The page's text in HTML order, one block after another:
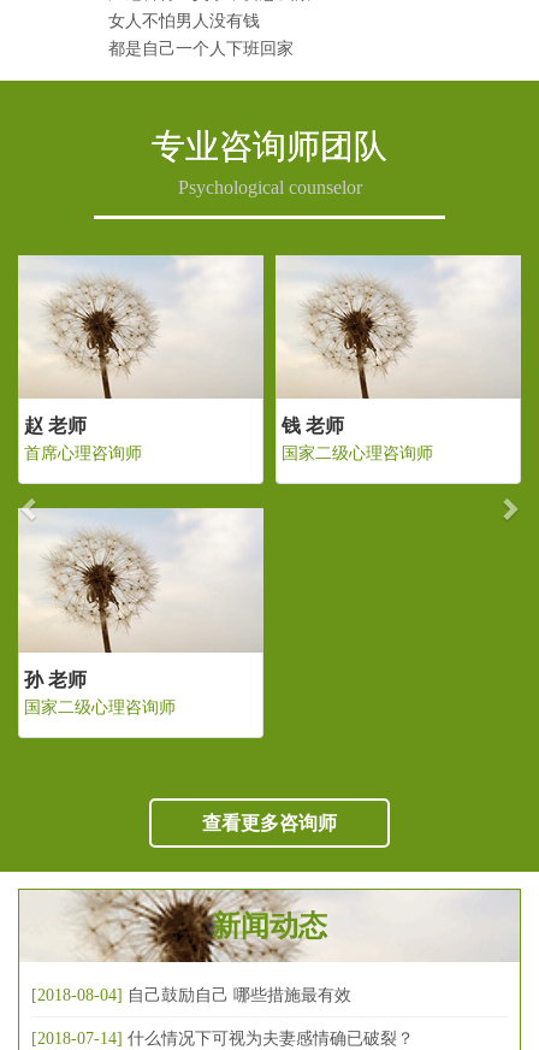
女人不怕男人没有钱
都是自己一个人下班回家
专业咨询师团队
Psychological counselor
级心理咨询师 首席心理咨询师
Previous
查看更多咨询师
新闻动态
[2018-08-04] 自己鼓励自己 哪些措施最有效
[2018-07-14] 什么情况下可视为夫妻感情确已破裂？